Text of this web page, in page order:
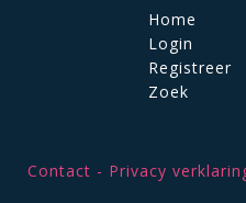
Home
Login
Registreer
Zoek
Contact Privacy